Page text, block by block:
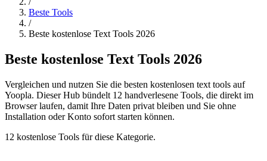
Beste Tools
/
Beste kostenlose Text Tools 2026
Beste kostenlose Text Tools 2026
Vergleichen und nutzen Sie die besten kostenlosen text tools auf
Yoopla. Dieser Hub bündelt 12 handverlesene Tools, die direkt im
Browser laufen, damit Ihre Daten privat bleiben und Sie ohne
Installation oder Konto sofort starten können.
12 kostenlose Tools für diese Kategorie.